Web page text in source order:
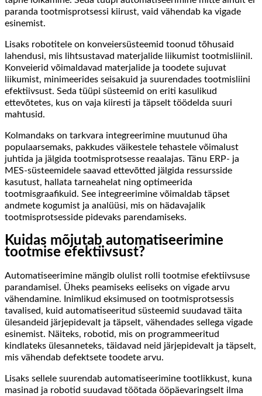
paranda tootmisprotsessi kiirust, vaid vähendab ka vigade
esinemist.
Lisaks robotitele on konveiersüsteemid toonud tõhusaid
lahendusi, mis lihtsustavad materjalide liikumist tootmisliinil.
Konveierid võimaldavad materjalide ja toodete sujuvat
liikumist, minimeerides seisakuid ja suurendades tootmisliini
efektiivsust. Seda tüüpi süsteemid on eriti kasulikud
ettevõtetes, kus on vaja kiiresti ja täpselt töödelda suuri
mahtusid.
Kolmandaks on tarkvara integreerimine muutunud üha
populaarsemaks, pakkudes väikestele tehastele võimalust
juhtida ja jälgida tootmisprotsesse reaalajas. Tänu ERP- ja
MES-süsteemidele saavad ettevõtted jälgida ressursside
kasutust, hallata tarneahelat ning optimeerida
tootmisgraafikuid. See integreerimine võimaldab täpset
andmete kogumist ja analüüsi, mis on hädavajalik
tootmisprotsesside pidevaks parendamiseks.
Kuidas mõjutab automatiseerimine
tootmise efektiivsust?
Automatiseerimine mängib olulist rolli tootmise efektiivsuse
parandamisel. Üheks peamiseks eeliseks on vigade arvu
vähendamine. Inimlikud eksimused on tootmisprotsessis
tavalised, kuid automatiseeritud süsteemid suudavad täita
ülesandeid järjepidevalt ja täpselt, vähendades sellega vigade
esinemist. Näiteks, robotid, mis on programmeeritud
kindlateks ülesanneteks, täidavad neid järjepidevalt ja täpselt,
mis vähendab defektsete toodete arvu.
Lisaks sellele suurendab automatiseerimine tootlikkust, kuna
masinad ja robotid suudavad töötada ööpäevaringselt ilma